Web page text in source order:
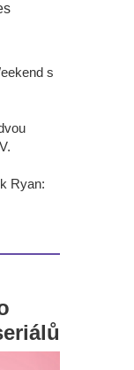
s
Ryan: